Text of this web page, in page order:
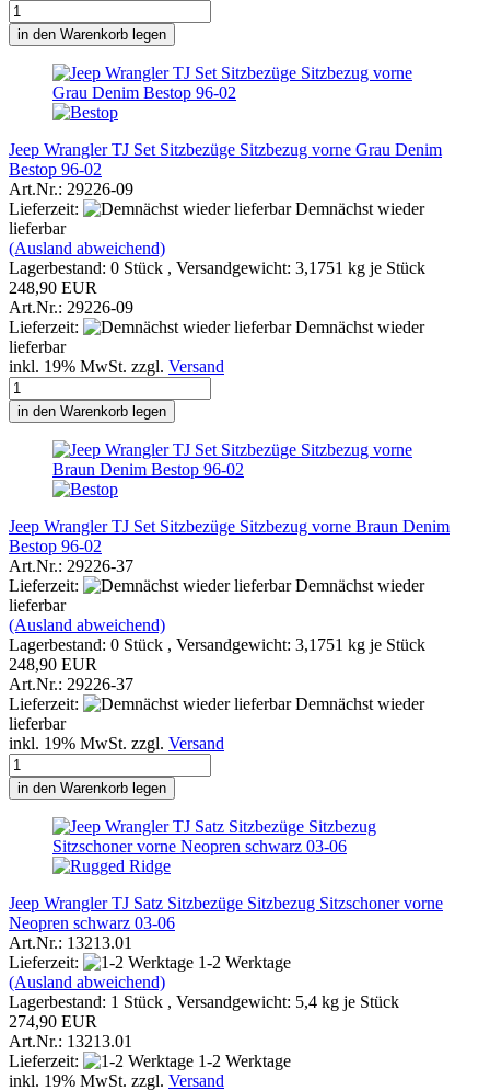
in den Warenkorb legen
Jeep Wrangler TJ Set Sitzbezüge Sitzbezug vorne Grau Denim
Bestop 96-02
Art.Nr.: 29226-09
Lieferzeit:
Demnächst wieder
lieferbar
(Ausland abweichend)
Lagerbestand: 0 Stück , Versandgewicht: 3,1751 kg je Stück
248,90 EUR
Art.Nr.: 29226-09
Lieferzeit:
Demnächst wieder
lieferbar
inkl. 19% MwSt. zzgl. Versand
in den Warenkorb legen
Jeep Wrangler TJ Set Sitzbezüge Sitzbezug vorne Braun Denim
Bestop 96-02
Art.Nr.: 29226-37
Lieferzeit:
Demnächst wieder
lieferbar
(Ausland abweichend)
Lagerbestand: 0 Stück , Versandgewicht: 3,1751 kg je Stück
248,90 EUR
Art.Nr.: 29226-37
Lieferzeit:
Demnächst wieder
lieferbar
inkl. 19% MwSt. zzgl. Versand
in den Warenkorb legen
Jeep Wrangler TJ Satz Sitzbezüge Sitzbezug Sitzschoner vorne
Neopren schwarz 03-06
Art.Nr.: 13213.01
Lieferzeit:
1-2 Werktage
(Ausland abweichend)
Lagerbestand: 1 Stück , Versandgewicht: 5,4 kg je Stück
274,90 EUR
Art.Nr.: 13213.01
Lieferzeit:
1-2 Werktage
inkl. 19% MwSt. zzgl. Versand